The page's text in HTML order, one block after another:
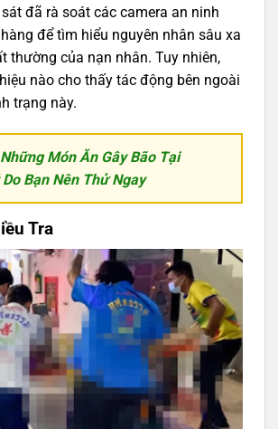
đã rà soát các camera an ninh
để tìm hiểu nguyên nhân sâu xa
thường của nạn nhân. Tuy nhiên,
nào cho thấy tác động bên ngoài
trạng này.
Những Món Ăn Gây Bão Tại
Do Bạn Nên Thử Ngay
Tra